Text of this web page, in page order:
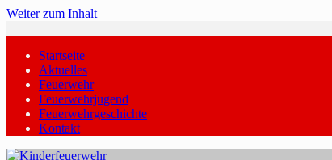
Weiter zum Inhalt
Startseite
Aktuelles
Feuerwehr
Feuerwehrjugend
Feuerwehrgeschichte
Kontakt